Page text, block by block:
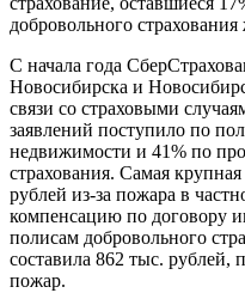
добровольного страхования
С начала года
Новосибирска и
связи со страховыми
заявлений поступило по
недвижимости и 41% по
страхования. Самая
рублей из-за пожара в
компенсацию по договору
полисам добровольного
составила 862 тыс. рублей,
пожар.